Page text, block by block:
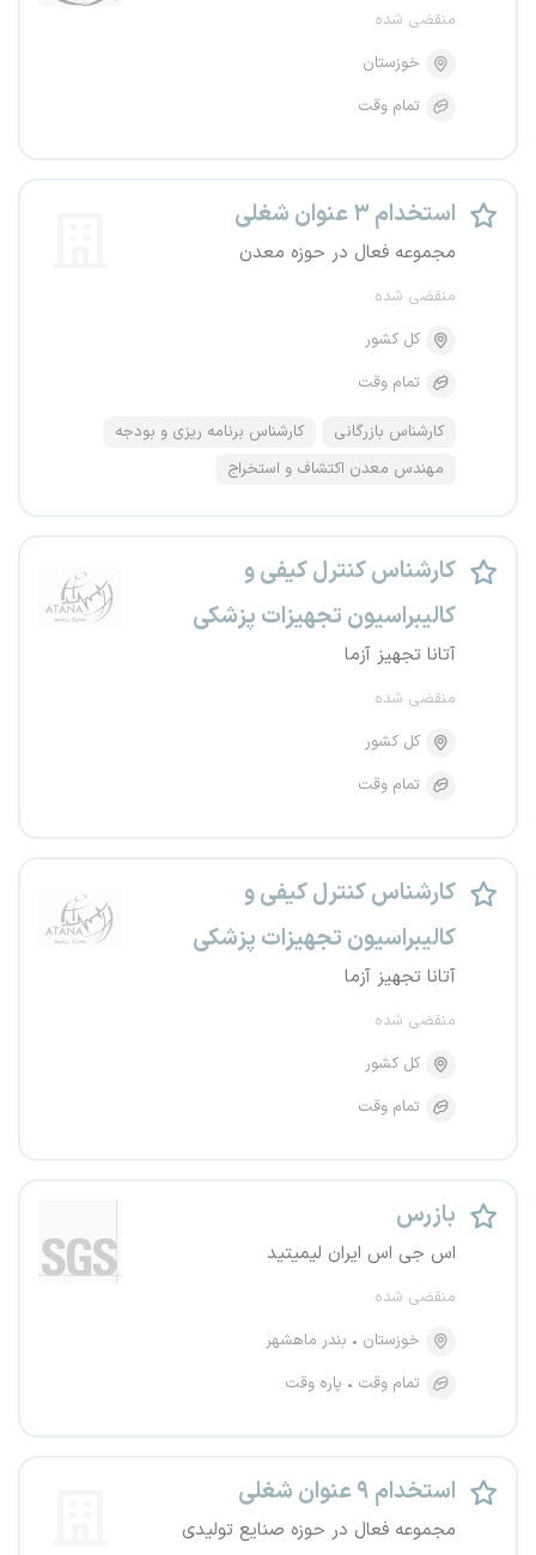
منقضی شده
خوزستان
تمام وقت
استخدام ۳ عنوان شغلی
مجموعه فعال در حوزه معدن
منقضی شده
کل کشور
تمام وقت
کارشناس بازرگانی
کارشناس برنامه ریزی و بودجه
مهندس معدن اکتشاف و استخراج
کارشناس کنترل کیفی و
کالیبراسیون تجهیزات پزشکی
آتانا تجهیز آزما
منقضی شده
کل کشور
تمام وقت
کارشناس کنترل کیفی و
کالیبراسیون تجهیزات پزشکی
آتانا تجهیز آزما
منقضی شده
کل کشور
تمام وقت
بازرس
اس جی اس ایران لیمیتید
منقضی شده
خوزستان
بندر ماهشهر
تمام وقت
پاره وقت
استخدام ۹ عنوان شغلی
مجموعه فعال در حوزه صنایع تولیدی